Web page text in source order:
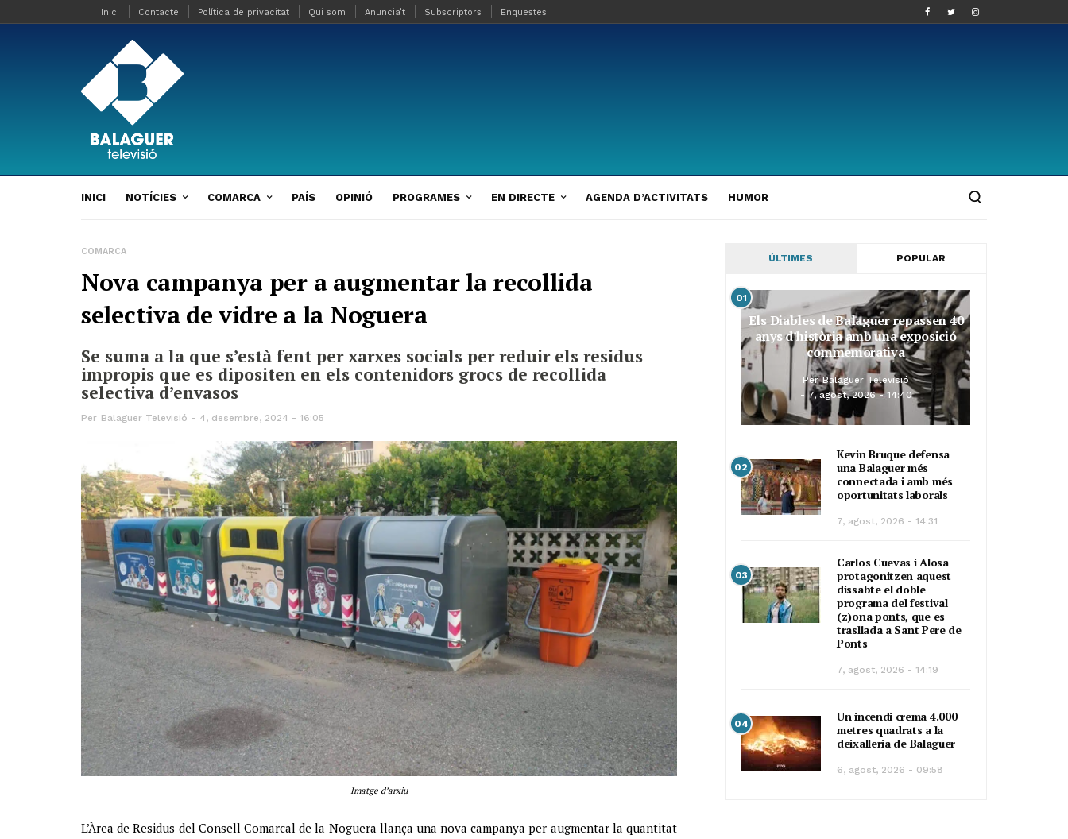
Inici Contacte Política de privacitat Qui som Anuncia’t Subscriptors Enquestes
INICI NOTÍCIES COMARCA PAÍS OPINIÓ PROGRAMES EN DIRECTE AGENDA D’ACTIVITATS HUMOR
COMARCA
Nova campanya per a augmentar la recollida
selectiva de vidre a la Noguera
Se suma a la que s’està fent per xarxes socials per reduir els residus
impropis que es dipositen en els contenidors grocs de recollida
selectiva d’envasos
Per Balaguer Televisió 4, desembre, 2024 - 16:05
Imatge d’arxiu
L’Àrea de Residus del Consell Comarcal de la Noguera llança una nova campanya per augmentar la quantitat
ÚLTIMES POPULAR
01
Els Diables de Balaguer repassen 40
anys d’història amb una exposició
commemorativa
Per Balaguer Televisió
7, agost, 2026 - 14:40
02
Kevin Bruque defensa
una Balaguer més
connectada i amb més
oportunitats laborals
7, agost, 2026 - 14:31
03
Carlos Cuevas i Alosa
protagonitzen aquest
dissabte el doble
programa del festival
(z)ona ponts, que es
trasllada a Sant Pere de
Ponts
7, agost, 2026 - 14:19
04
Un incendi crema 4.000
metres quadrats a la
deixalleria de Balaguer
6, agost, 2026 - 09:58